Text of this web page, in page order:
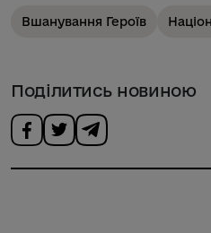
Вшанування Героїв
Поділитись новиною